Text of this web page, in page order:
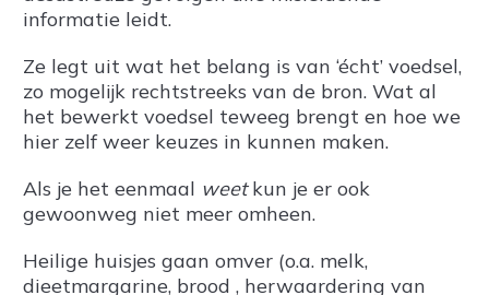
informatie leidt.
Ze legt uit wat het belang is van ‘écht’ voedsel,
zo mogelijk rechtstreeks van de bron. Wat al
het bewerkt voedsel teweeg brengt en hoe we
hier zelf weer keuzes in kunnen maken.
Als je het eenmaal weetkun je er ook
gewoonweg niet meer omheen.
Heilige huisjes gaan omver (o.a. melk,
dieetmargarine, brood , herwaardering van